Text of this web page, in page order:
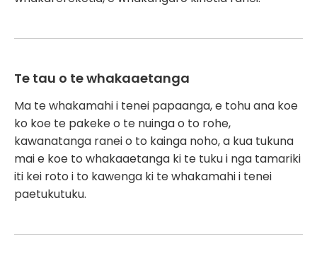
Te tau o te whakaaetanga
Ma te whakamahi i tenei papaanga, e tohu ana koe
ko koe te pakeke o te nuinga o to rohe,
kawanatanga ranei o to kainga noho, a kua tukuna
mai e koe to whakaaetanga ki te tuku i nga tamariki
iti kei roto i to kawenga ki te whakamahi i tenei
paetukutuku.